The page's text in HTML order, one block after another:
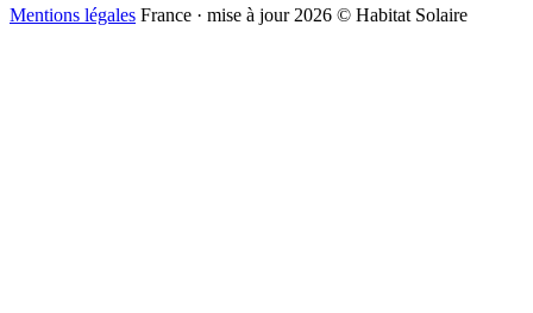
Mentions légales France · mise à jour 2026 © Habitat Solaire